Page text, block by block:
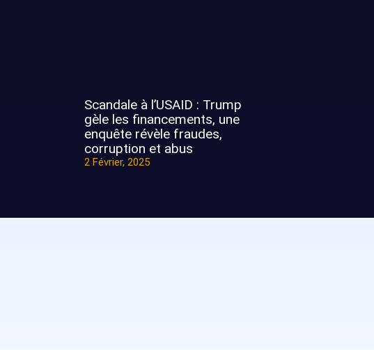
Scandale à l’USAID : Trump
gèle les financements, une
enquête révèle fraudes,
corruption et abus
2 Février, 2025